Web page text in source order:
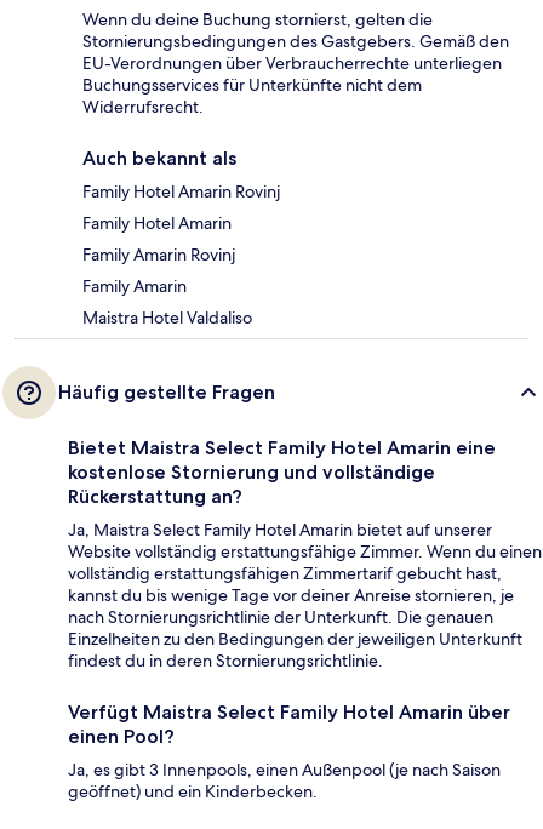
Wenn du deine Buchung stornierst, gelten die
Stornierungsbedingungen des Gastgebers. Gemäß den
EU-Verordnungen über Verbraucherrechte unterliegen
Buchungsservices für Unterkünfte nicht dem
Widerrufsrecht.
Auch bekannt als
Family Hotel Amarin Rovinj
Family Hotel Amarin
Family Amarin Rovinj
Family Amarin
Maistra Hotel Valdaliso
Häufig gestellte Fragen
Bietet Maistra Select Family Hotel Amarin eine
kostenlose Stornierung und vollständige
Rückerstattung an?
Ja, Maistra Select Family Hotel Amarin bietet auf unserer
Website vollständig erstattungsfähige Zimmer. Wenn du einen
vollständig erstattungsfähigen Zimmertarif gebucht hast,
kannst du bis wenige Tage vor deiner Anreise stornieren, je
nach Stornierungsrichtlinie der Unterkunft. Die genauen
Einzelheiten zu den Bedingungen der jeweiligen Unterkunft
findest du in deren Stornierungsrichtlinie.
Verfügt Maistra Select Family Hotel Amarin über
einen Pool?
Ja, es gibt 3 Innenpools, einen Außenpool (je nach Saison
geöffnet) und ein Kinderbecken.